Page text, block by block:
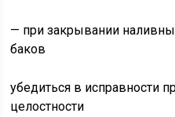
— при закрывании
баков
убедиться в исправности
целостности